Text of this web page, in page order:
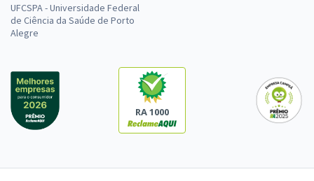
UFCSPA - Universidade Federal
de Ciência da Saúde de Porto
Alegre
RA 1000